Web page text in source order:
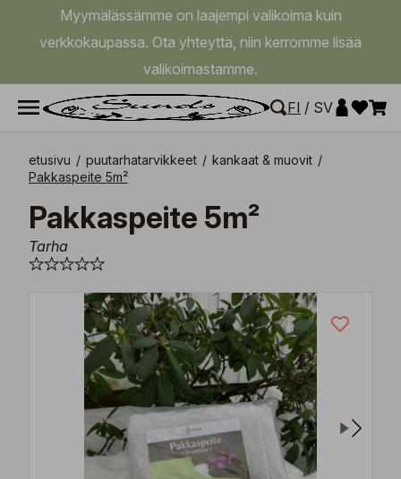
Myymälässämme on laajempi valikoima kuin
verkkokaupassa. Ota yhteyttä, niin kerromme lisää
valikoimastamme.
FI / SV
etusivu / puutarhatarvikkeet / kankaat & muovit /
Pakkaspeite 5m²
Pakkaspeite 5m²
Tarha